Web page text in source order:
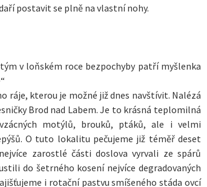
postavit se plně na vlastní nohy.
v loňském roce bezpochyby patří myšlenka
ráje, kterou je možné již dnes navštívit. Nalézá
Brod nad Labem. Je to krásná teplomilná
motýlů, brouků, ptáků, ale i velmi
O tuto lokalitu pečujeme již téměř deset
zarostlé části doslova vyrvali ze spárů
do šetrného kosení nejvíce degradovaných
i rotační pastvu smíšeného stáda ovcí